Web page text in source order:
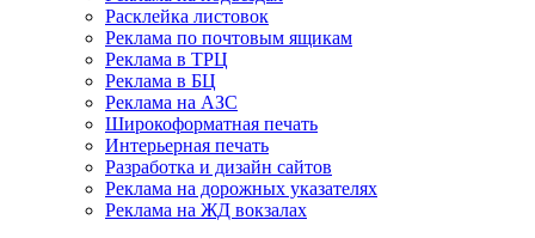
Расклейка листовок
Реклама по почтовым ящикам
Реклама в ТРЦ
Реклама в БЦ
Реклама на АЗС
Широкоформатная печать
Интерьерная печать
Разработка и дизайн сайтов
Реклама на дорожных указателях
Реклама на ЖД вокзалах